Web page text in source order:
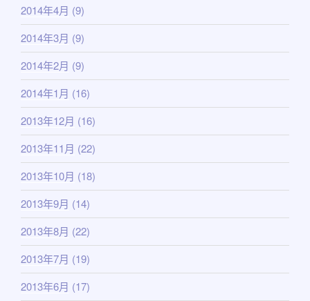
2014年4月 (9)
2014年3月 (9)
2014年2月 (9)
2014年1月 (16)
2013年12月 (16)
2013年11月 (22)
2013年10月 (18)
2013年9月 (14)
2013年8月 (22)
2013年7月 (19)
2013年6月 (17)